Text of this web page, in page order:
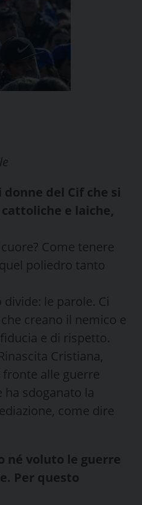
del Cif che si
e laiche,
Come tenere
poliedro tanto
le parole. Ci
creano il nemico e
e di rispetto.
Cristiana,
fronte alle guerre
sdoganato la
come dire
né voluto le guerre
Per questo